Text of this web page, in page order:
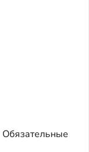
Обязательные